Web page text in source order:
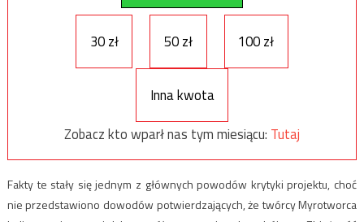
30 zł 50 zł 100 zł
Inna kwota
Zobacz kto wparł nas tym miesiącu: Tutaj
Fakty te stały się jednym z głównych powodów krytyki projektu, choć
nie przedstawiono dowodów potwierdzających, że twórcy Myrotworca